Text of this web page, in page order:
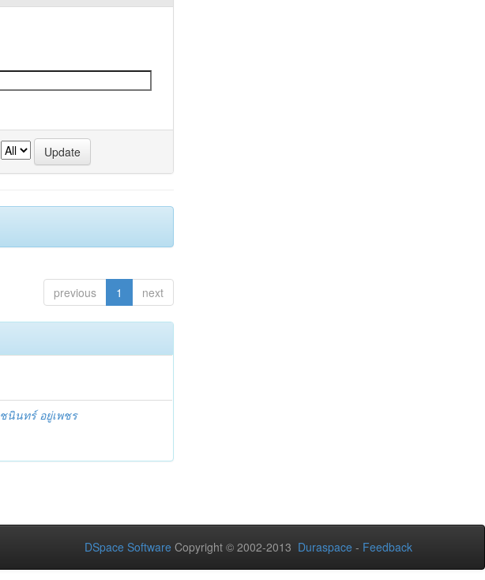
previous 1 next
ชนินทร์ อยู่เพชร
DSpace Software Copyright © 2002-2013 Duraspace - Feedback